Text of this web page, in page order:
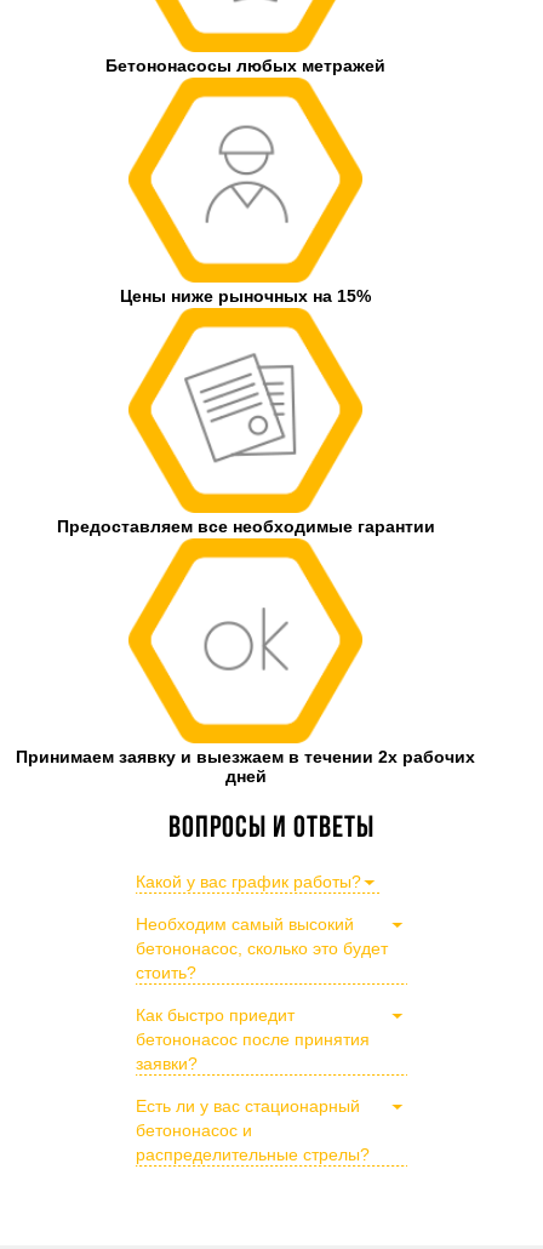
Бетононасосы любых метражей
Цены ниже рыночных на 15%
Предоставляем все необходимые гарантии
Принимаем заявку и выезжаем в течении 2х рабочих
дней
Вопросы и ответы
Какой у вас график работы?
Необходим самый высокий
бетононасос, сколько это будет
стоить?
Как быстро приедит
бетононасос после принятия
заявки?
Есть ли у вас стационарный
бетононасос и
распределительные стрелы?